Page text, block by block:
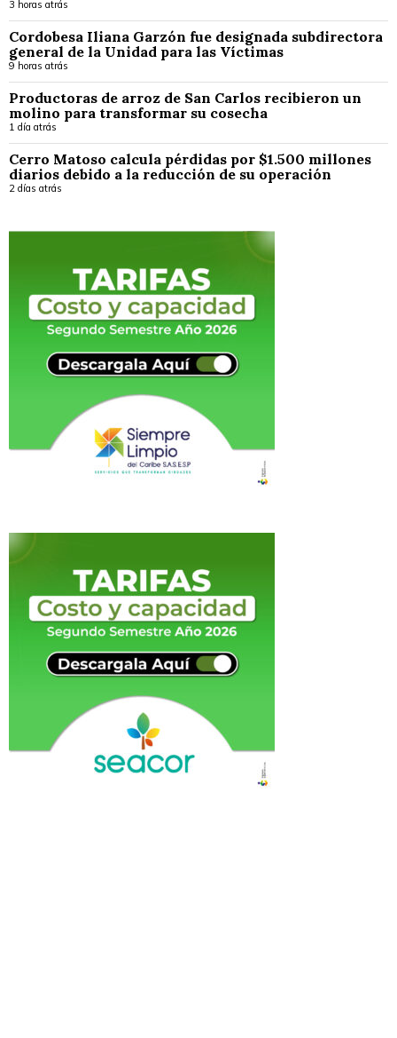
3 horas atrás
Cordobesa Iliana Garzón fue designada subdirectora
general de la Unidad para las Víctimas
9 horas atrás
Productoras de arroz de San Carlos recibieron un
molino para transformar su cosecha
1 día atrás
Cerro Matoso calcula pérdidas por $1.500 millones
diarios debido a la reducción de su operación
2 días atrás